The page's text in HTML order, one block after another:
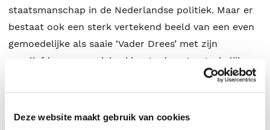
Deze website maakt gebruik van cookies
staatsmanschap in de Nederlandse politiek. Maar er
bestaat ook een sterk vertekend beeld van een even
gemoedelijke als saaie ‘Vader Drees’ met zijn
voorliefde voor mariakaakjes. In deze toegankelijke
biografie maakt Jelle Gaemers korte metten met
dergelijke mythen en misverstanden. Het resultaat is
een scherp portret van Drees als een strijdbare